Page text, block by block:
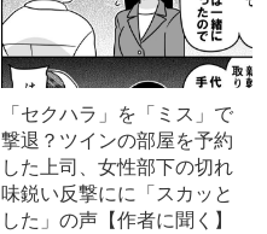
「セクハラ」を「ミス」で
撃退？ツインの部屋を予約
した上司、女性部下の切れ
味鋭い反撃にに「スカッと
した」の声【作者に聞く】